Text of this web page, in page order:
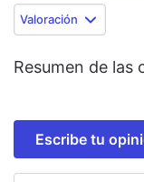
Valoración
Resumen de las
Escribe tu